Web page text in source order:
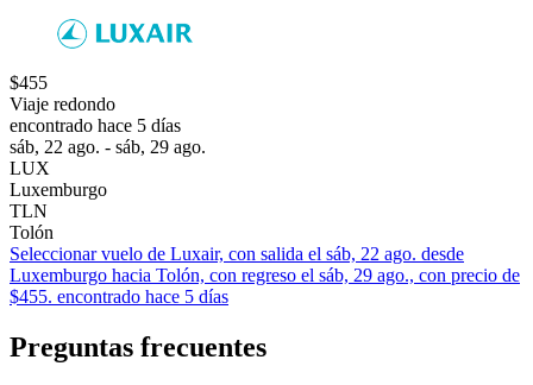
$455
Viaje redondo
encontrado hace 5 días
sáb, 22 ago. - sáb, 29 ago.
LUX
Luxemburgo
TLN
Tolón
Seleccionar vuelo de Luxair, con salida el sáb, 22 ago. desde
Luxemburgo hacia Tolón, con regreso el sáb, 29 ago., con precio de
$455. encontrado hace 5 días
Preguntas frecuentes